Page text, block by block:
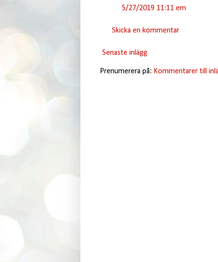
5/27/2019 11:11 em
Skicka en kommentar
Senaste inlägg
Prenumerera på: Kommentarer till